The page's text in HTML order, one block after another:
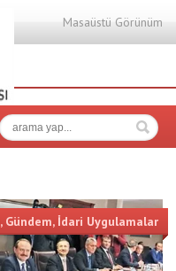
Masaüstü Görünüm
, Gündem, İdari Uygulamalar